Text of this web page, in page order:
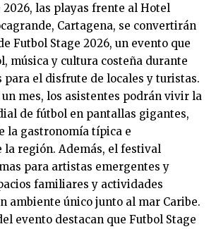
2026, las playas frente al Hotel
Cartagena, se convertirán
Futbol Stage 2026, un evento que
música y cultura costeña durante
para el disfrute de locales y turistas.
mes, los asistentes podrán vivir la
de fútbol en pantallas gigantes,
la gastronomía típica e
región. Además, el festival
para artistas emergentes y
familiares y actividades
ambiente único junto al mar Caribe.
evento destacan que Futbol Stage